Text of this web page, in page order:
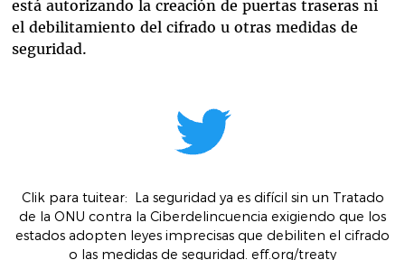
está autorizando la creación de puertas traseras ni
el debilitamiento del cifrado u otras medidas de
seguridad.
Clik para tuitear: La seguridad ya es difícil sin un Tratado
de la ONU contra la Ciberdelincuencia exigiendo que los
estados adopten leyes imprecisas que debiliten el cifrado
o las medidas de seguridad . eff.org/treaty